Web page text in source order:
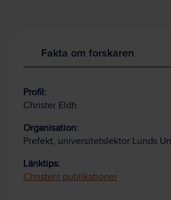
Fakta om forskaren
Profil:
Christer Eldh
Organisation:
Prefekt, universitetslektor Lunds
Länktips:
Christers publikationer